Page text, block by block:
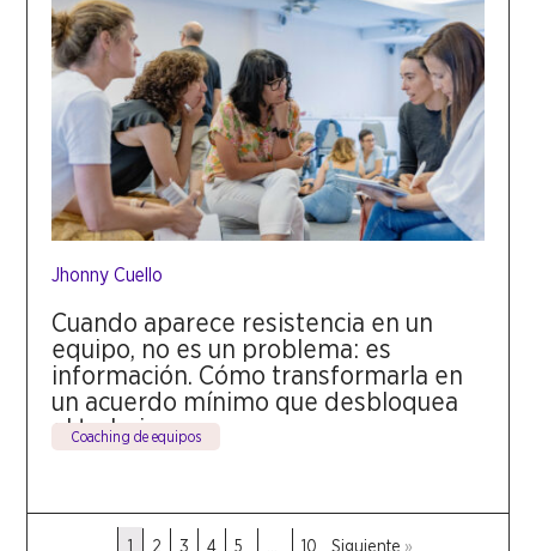
Jhonny Cuello
Cuando aparece resistencia en un
equipo, no es un problema: es
información. Cómo transformarla en
un acuerdo mínimo que desbloquea
el trabajo.
Coaching de equipos
1 2 3 4 5 ... 10 »